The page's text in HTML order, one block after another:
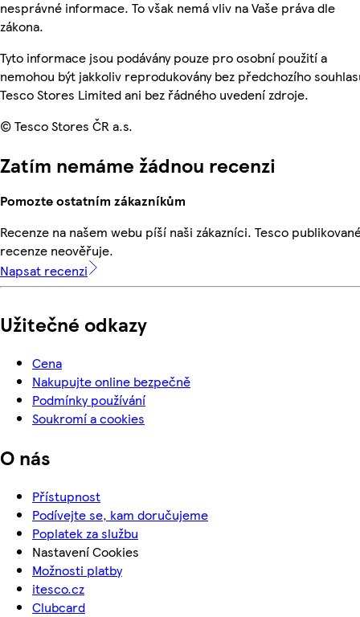
nesprávné informace. To však nemá vliv na Vaše práva dle
zákona.
Tyto informace jsou podávány pouze pro osobní použití a
nemohou být jakkoliv reprodukovány bez předchozího
Tesco Stores Limited ani bez řádného uvedení zdroje.
© Tesco Stores ČR a.s.
Zatím nemáme žádnou recenzi
Pomozte ostatním zákazníkům
Recenze na našem webu píší naši zákazníci. Tesco
recenze neověřuje.
Napsat recenzi
Užitečné odkazy
Cena
Nakupujte online bezpečně
Podmínky používání
Soukromí a cookies
O nás
Přístupnost
Podívejte se, kam doručujeme
Poplatek za službu
Nastavení Cookies
Možnosti platby
itesco.cz
Clubcard